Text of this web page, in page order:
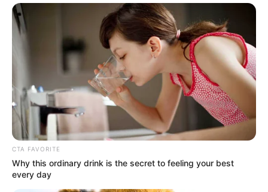
CTA FAVORITE
Why this ordinary drink is the secret to feeling your best
every day